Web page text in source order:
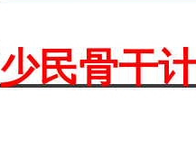
少民骨干